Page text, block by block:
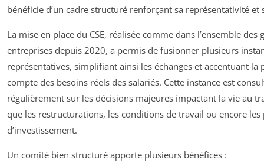
bénéficie d’un cadre structuré renforçant sa représentativité et
La mise en place du CSE, réalisée comme dans l’ensemble des
entreprises depuis 2020, a permis de fusionner plusieurs
représentatives, simplifiant ainsi les échanges et accentuant la
compte des besoins réels des salariés. Cette instance est
régulièrement sur les décisions majeures impactant la vie au
que les restructurations, les conditions de travail ou encore les
d’investissement.
Un comité bien structuré apporte plusieurs bénéfices :